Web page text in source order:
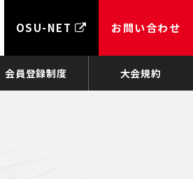
OSU-NET お問い合わせ
会員登録制度 大会規約